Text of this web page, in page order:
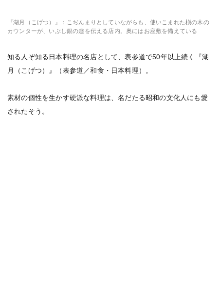
『湖月（こげつ）』：こぢんまりとしていながらも、使いこまれた槇の木の
カウンターが、いぶし銀の趣を伝える店内。奥にはお座敷を備えている
知る人ぞ知る日本料理の名店として、表参道で50年以上続く『湖
月（こげつ）』（表参道／和食・日本料理）。
素材の個性を生かす硬派な料理は、名だたる昭和の文化人にも愛
されたそう。